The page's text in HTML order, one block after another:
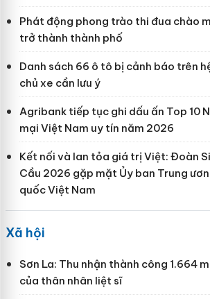
Phát động phong trào thi đua chào
trở thành thành phố
Danh sách 66 ô tô bị cảnh báo trên
chủ xe cần lưu ý
Agribank tiếp tục ghi dấu ấn Top 10
mại Việt Nam uy tín năm 2026
Kết nối và lan tỏa giá trị Việt: Đoàn
Cầu 2026 gặp mặt Ủy ban Trung
quốc Việt Nam
Xã hội
Sơn La: Thu nhận thành công 1.664
của thân nhân liệt sĩ